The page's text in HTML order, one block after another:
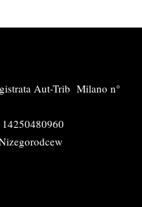
Aut-Trib Milano n°
14250480960